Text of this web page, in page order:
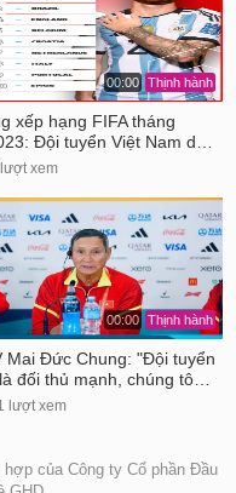
00:00 Thịnh hành
xếp hạng FIFA tháng
Đội tuyển Việt Nam d…
xem
00:00 Thịnh hành
Mai Đức Chung: "Đội tuyển
đối thủ mạnh, chúng tô…
lượt xem
của Công ty Cổ phần Đầu